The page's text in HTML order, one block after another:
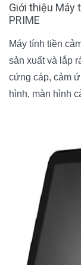
Giới thiệu Máy
PRIME
Máy tính tiền
sản xuất và lắp
cứng cáp, cảm
hình, màn hình